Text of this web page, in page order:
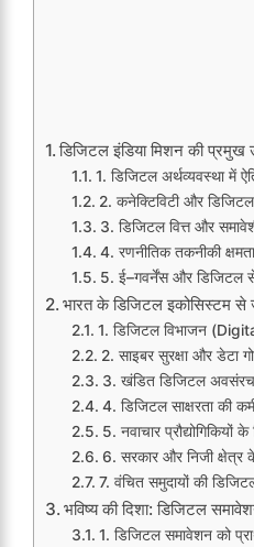
डिजिटल इंडिया मिशन की
1. डिजिटल अर्थव्यवस्था में
2. कनेक्टिविटी और
3. डिजिटल वित्त और
4. रणनीतिक तकनीकी
5. ई–गवर्नेंस और डिजिटल
भारत के डिजिटल इकोसिस्टम से
1. डिजिटल विभाजन
2. साइबर सुरक्षा और डेटा
3. खंडित डिजिटल
4. डिजिटल साक्षरता की
5. नवाचार प्रौद्योगिकियों
6. सरकार और निजी क्षेत्र
7. वंचित समुदायों की
भविष्य की दिशा: डिजिटल
1. डिजिटल समावेशन को